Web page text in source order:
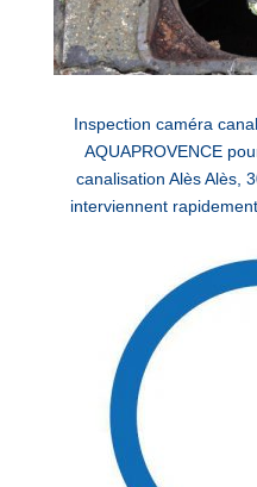
Inspection caméra
AQUAPROVENCE
canalisation Alès Alès,
interviennent